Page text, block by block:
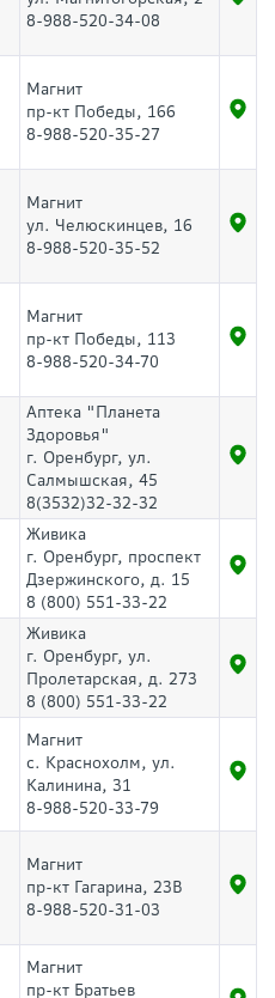
8-988-520-34-08
Магнит
пр-кт Победы, 166
8-988-520-35-27
Магнит
ул. Челюскинцев, 16
8-988-520-35-52
Магнит
пр-кт Победы, 113
8-988-520-34-70
Аптека "Планета
Здоровья"
г. Оренбург, ул.
Салмышская, 45
8(3532)32-32-32
Живика
г. Оренбург, проспект
Дзержинского, д. 15
8 (800) 551-33-22
Живика
г. Оренбург, ул.
Пролетарская, д. 273
8 (800) 551-33-22
Магнит
с. Краснохолм, ул.
Калинина, 31
8-988-520-33-79
Магнит
пр-кт Гагарина, 23В
8-988-520-31-03
Магнит
пр-кт Братьев